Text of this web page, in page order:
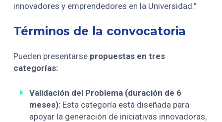
innovadores y emprendedores en la Universidad.”
Términos de la convocatoria
Pueden presentarse propuestas en tres
categorías:
Validación del Problema (duración de 6
meses): Esta categoría está diseñada para
apoyar la generación de iniciativas innovadoras,